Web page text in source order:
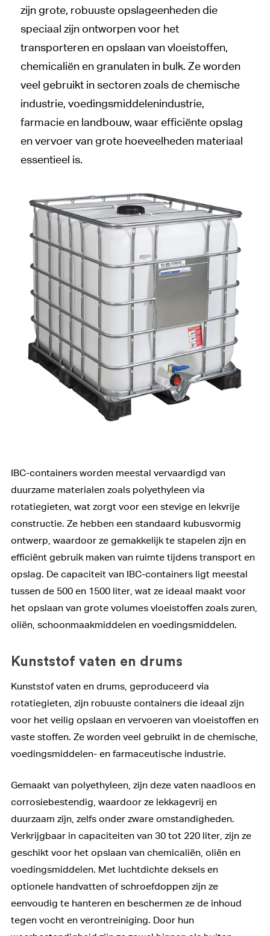
zijn grote, robuuste opslageenheden die
speciaal zijn ontworpen voor het
transporteren en opslaan van vloeistoffen,
chemicaliën en granulaten in bulk. Ze worden
veel gebruikt in sectoren zoals de chemische
industrie, voedingsmiddelenindustrie,
farmacie en landbouw, waar efficiënte opslag
en vervoer van grote hoeveelheden materiaal
essentieel is.
IBC-containers worden meestal vervaardigd van
duurzame materialen zoals polyethyleen via
rotatiegieten, wat zorgt voor een stevige en lekvrije
constructie. Ze hebben een standaard kubusvormig
ontwerp, waardoor ze gemakkelijk te stapelen zijn en
efficiënt gebruik maken van ruimte tijdens transport en
opslag. De capaciteit van IBC-containers ligt meestal
tussen de 500 en 1500 liter, wat ze ideaal maakt voor
het opslaan van grote volumes vloeistoffen zoals zuren,
oliën, schoonmaakmiddelen en voedingsmiddelen.
Kunststof vaten en drums
Kunststof vaten en drums, geproduceerd via
rotatiegieten, zijn robuuste containers die ideaal zijn
voor het veilig opslaan en vervoeren van vloeistoffen en
vaste stoffen. Ze worden veel gebruikt in de chemische,
voedingsmiddelen- en farmaceutische industrie.
Gemaakt van polyethyleen, zijn deze vaten naadloos en
corrosiebestendig, waardoor ze lekkagevrij en
duurzaam zijn, zelfs onder zware omstandigheden.
Verkrijgbaar in capaciteiten van 30 tot 220 liter, zijn ze
geschikt voor het opslaan van chemicaliën, oliën en
voedingsmiddelen. Met luchtdichte deksels en
optionele handvatten of schroefdoppen zijn ze
eenvoudig te hanteren en beschermen ze de inhoud
tegen vocht en verontreiniging. Door hun